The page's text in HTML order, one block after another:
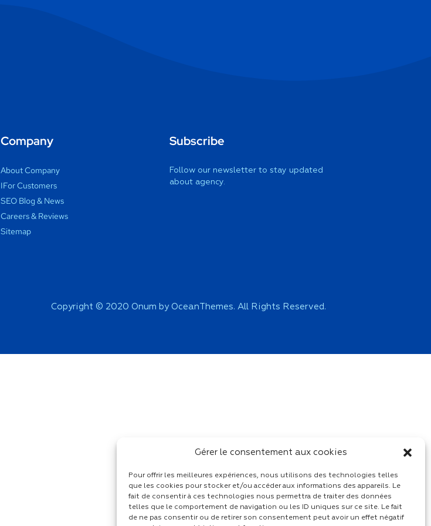
Gérer le consentement aux cookies
Pour offrir les meilleures expériences, nous utilisons des technologies telles
que les cookies pour stocker et/ou accéder aux informations des appareils. Le
fait de consentir à ces technologies nous permettra de traiter des données
telles que le comportement de navigation ou les ID uniques sur ce site. Le fait
de ne pas consentir ou de retirer son consentement peut avoir un effet négatif
Company
About Company
IFor Customers
SEO Blog & News
Careers & Reviews
Sitemap
Subscribe
Follow our newsletter to stay updated
about agency.
Copyright © 2020 Onum by OceanThemes. All Rights Reserved.